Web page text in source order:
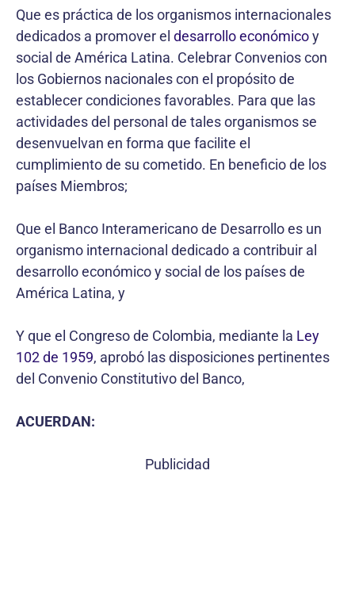
Que es práctica de los organismos internacionales
dedicados a promover el desarrollo económicoy
social de América Latina. Celebrar Convenios con
los Gobiernos nacionales con el propósito de
establecer condiciones favorables. Para que las
actividades del personal de tales organismos se
desenvuelvan en forma que facilite el
cumplimiento de su cometido. En beneficio de los
países Miembros;
Que el Banco Interamericano de Desarrollo es un
organismo internacional dedicado a contribuir al
desarrollo económico y social de los países de
América Latina, y
Y que el Congreso de Colombia, mediante la Ley
102 de 1959, aprobó las disposiciones pertinentes
del Convenio Constitutivo del Banco,
ACUERDAN:
Publicidad